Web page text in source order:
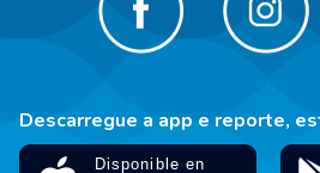
Descarregue a app e reporte,